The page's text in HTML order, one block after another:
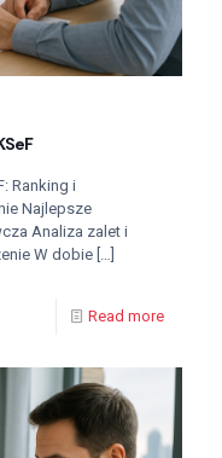
Ranking i
Najlepsze
Analiza zalet i
W dobie […]
Read more